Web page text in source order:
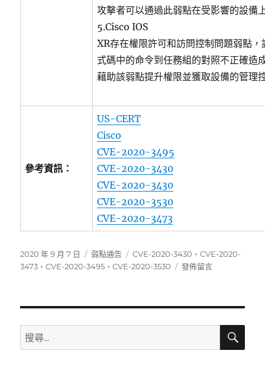
攻擊者可以通過此弱點在受影響的設備
5.Cisco IOS
XR存在權限許可和訪問控制問題弱點
式碼中的命令到任務組的對照不正確造
藉助該弱點提升權限並獲取設備的管理
參考資訊：
US-CERT
Cisco
CVE-2020-3495
CVE-2020-3430
CVE-2020-3430
CVE-2020-3530
CVE-2020-3473
發
佈
2020 年 9 月 7 日
分
類
弱點通告
標
籤
CVE-2020-3430 、CVE-2020-
3473 、CVE-2020-3495 、CVE-2020-3530
在
布
新
發佈留言
搜
尋
搜